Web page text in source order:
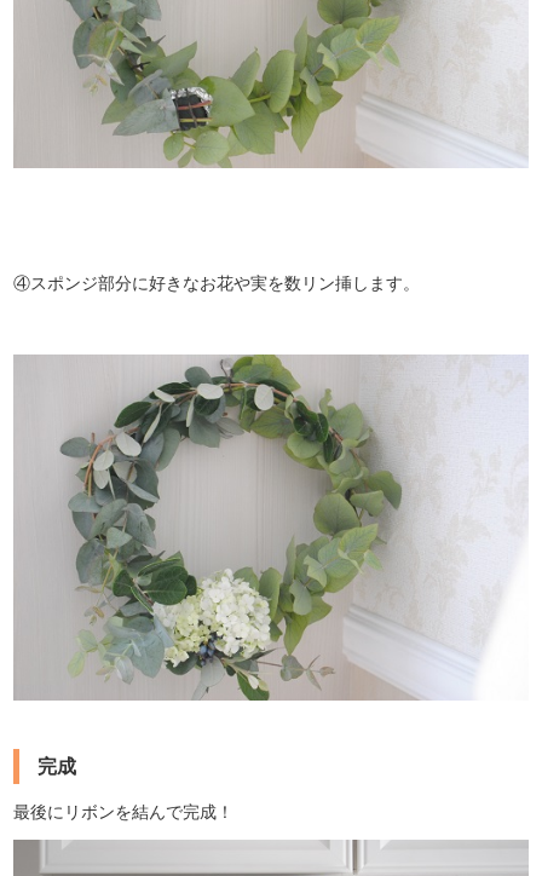
④スポンジ部分に好きなお花や実を数リン挿します。
完成
最後にリボンを結んで完成！